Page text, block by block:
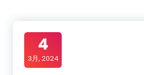
4
3月, 2024